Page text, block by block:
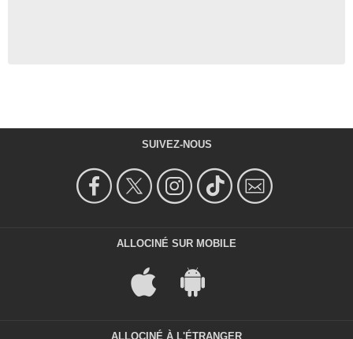
SUIVEZ-NOUS
ALLOCINÉ SUR MOBILE
ALLOCINÉ À L'ÉTRANGER